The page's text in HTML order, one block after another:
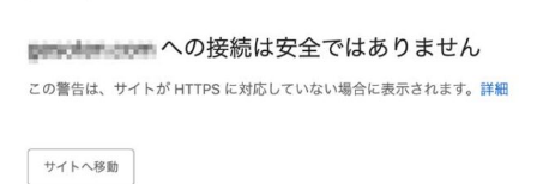
固定ページ
受講ワーク
住宅ローン
内蔵カメラ
応援歌
スクリプトで画像収集
https